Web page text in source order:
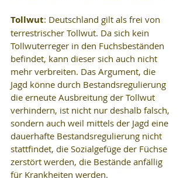
Tollwut: Deutschland gilt als frei von
terrestrischer Tollwut. Da sich kein
Tollwuterreger in den Fuchsbeständen
befindet, kann dieser sich auch nicht
mehr verbreiten. Das Argument, die
Jagd könne durch Bestandsregulierung
die erneute Ausbreitung der Tollwut
verhindern, ist nicht nur deshalb falsch,
sondern auch weil mittels der Jagd eine
dauerhafte Bestandsregulierung nicht
stattfindet, die Sozialgefüge der Füchse
zerstört werden, die Bestände anfällig
für Krankheiten werden.